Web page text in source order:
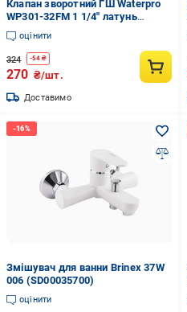
Клапан зворотний ГШ Waterpro
WP301-32FM 1 1/4" латунь
(WP3327)
оцінити
324 -54 ₴
270 ₴/шт.
Доставимо
Змішувач для ванни Brinex 37W
006 (SD00035700)
оцінити